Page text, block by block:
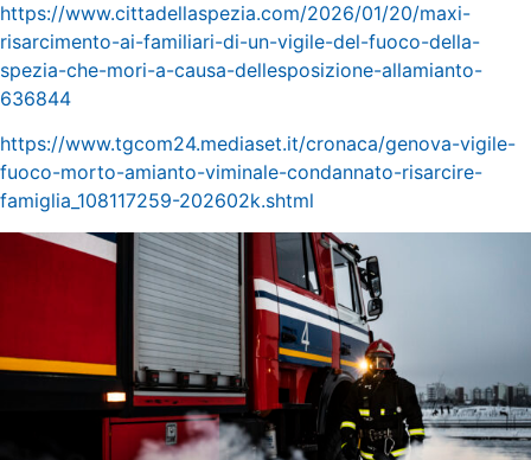
https://www.cittadellaspezia.com/2026/01/20/maxi-
risarcimento-ai-familiari-di-un-vigile-del-fuoco-della-
spezia-che-mori-a-causa-dellesposizione-allamianto-
636844
https://www.tgcom24.mediaset.it/cronaca/genova-vigile-
fuoco-morto-amianto-viminale-condannato-risarcire-
famiglia_108117259-202602k.shtml